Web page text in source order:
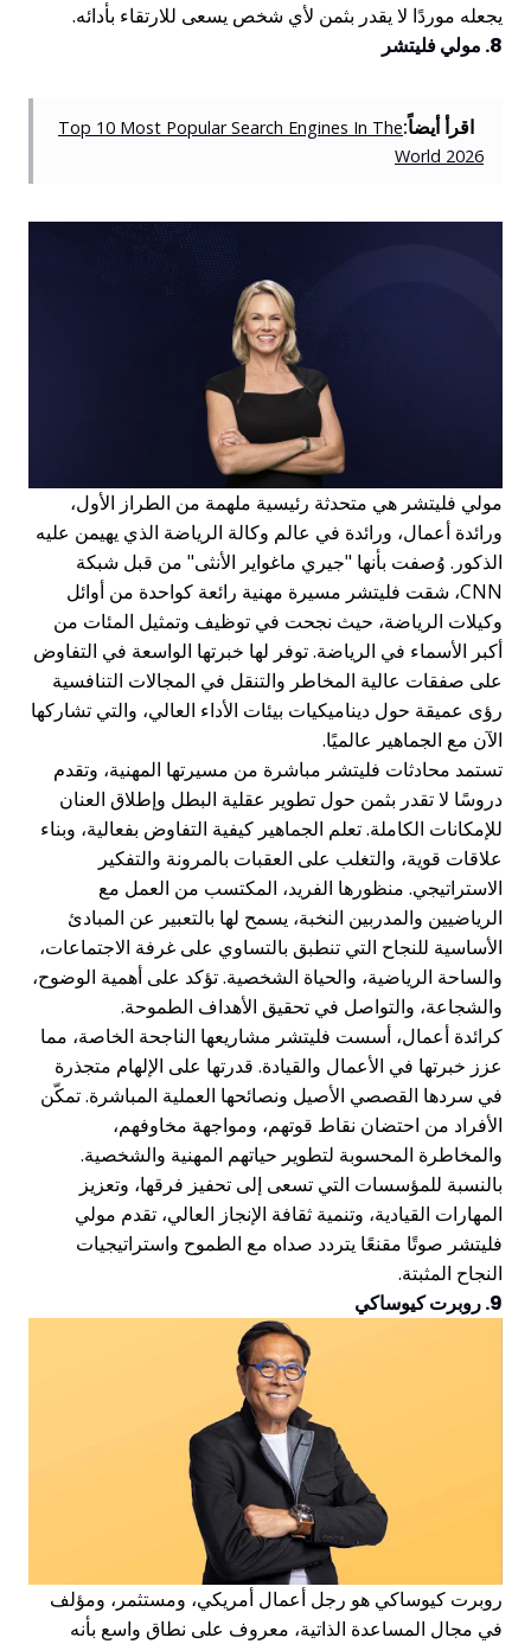
يجعله موردًا لا يقدر بثمن لأي شخص يسعى للارتقاء بأدائه.
8. مولي فليتشر
اقرأ أيضاً:Top 10 Most Popular Search Engines In The
World 2026
مولي فليتشر هي متحدثة رئيسية ملهمة من الطراز الأول،
ورائدة أعمال، ورائدة في عالم وكالة الرياضة الذي يهيمن عليه
الذكور. وُصفت بأنها "جيري ماغواير الأنثى" من قبل شبكة
CNN، شقت فليتشر مسيرة مهنية رائعة كواحدة من أوائل
وكيلات الرياضة، حيث نجحت في توظيف وتمثيل المئات من
أكبر الأسماء في الرياضة. توفر لها خبرتها الواسعة في التفاوض
على صفقات عالية المخاطر والتنقل في المجالات التنافسية
رؤى عميقة حول ديناميكيات بيئات الأداء العالي، والتي تشاركها
الآن مع الجماهير عالميًا.
تستمد محادثات فليتشر مباشرة من مسيرتها المهنية، وتقدم
دروسًا لا تقدر بثمن حول تطوير عقلية البطل وإطلاق العنان
للإمكانات الكاملة. تعلم الجماهير كيفية التفاوض بفعالية، وبناء
علاقات قوية، والتغلب على العقبات بالمرونة والتفكير
الاستراتيجي. منظورها الفريد، المكتسب من العمل مع
الرياضيين والمدربين النخبة، يسمح لها بالتعبير عن المبادئ
الأساسية للنجاح التي تنطبق بالتساوي على غرفة الاجتماعات،
والساحة الرياضية، والحياة الشخصية. تؤكد على أهمية الوضوح،
والشجاعة، والتواصل في تحقيق الأهداف الطموحة.
كرائدة أعمال، أسست فليتشر مشاريعها الناجحة الخاصة، مما
عزز خبرتها في الأعمال والقيادة. قدرتها على الإلهام متجذرة
في سردها القصصي الأصيل ونصائحها العملية المباشرة. تمكّن
الأفراد من احتضان نقاط قوتهم، ومواجهة مخاوفهم،
والمخاطرة المحسوبة لتطوير حياتهم المهنية والشخصية.
بالنسبة للمؤسسات التي تسعى إلى تحفيز فرقها، وتعزيز
المهارات القيادية، وتنمية ثقافة الإنجاز العالي، تقدم مولي
فليتشر صوتًا مقنعًا يتردد صداه مع الطموح واستراتيجيات
النجاح المثبتة.
9. روبرت كيوساكي
روبرت كيوساكي هو رجل أعمال أمريكي، ومستثمر، ومؤلف
في مجال المساعدة الذاتية، معروف على نطاق واسع بأنه